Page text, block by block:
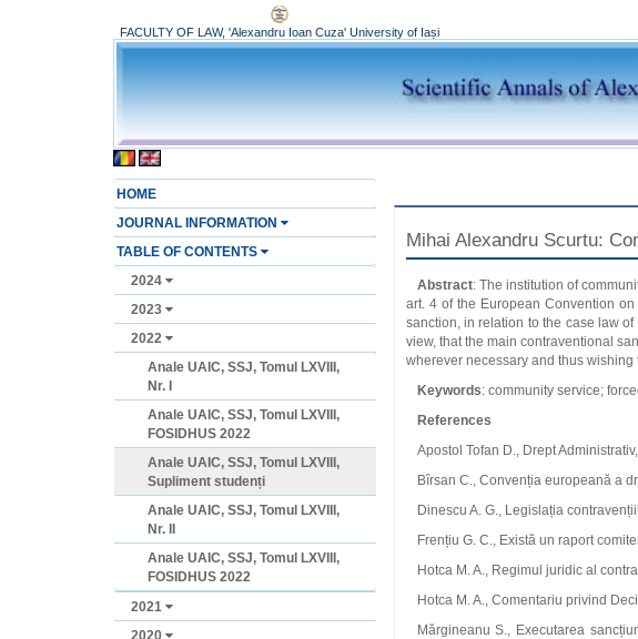
FACULTY OF LAW, 'Alexandru Ioan Cuza' University of Iași
HOME
JOURNAL INFORMATION
TABLE OF CONTENTS
2024
2023
2022
Anale UAIC, SSJ, Tomul LXVIII,
Nr. I
Anale UAIC, SSJ, Tomul LXVIII,
FOSIDHUS 2022
Anale UAIC, SSJ, Tomul LXVIII,
Supliment studenți
Anale UAIC, SSJ, Tomul LXVIII,
Nr. II
Anale UAIC, SSJ, Tomul LXVIII,
FOSIDHUS 2022
2021
2020
Mihai Alexandru Scurtu:
Abstract: The institution of
art. 4 of the European Convention
sanction, in relation to the case law
view, that the main contraventional
wherever necessary and thus
Keywords: community service;
References
Apostol Tofan D., Drept
Bîrsan C., Convenția europeană a
Dinescu A. G., Legislația
Frențiu G. C., Există un raport
Hotca M. A., Regimul juridic al
Hotca M. A., Comentariu privind
Mărgineanu S., Executarea